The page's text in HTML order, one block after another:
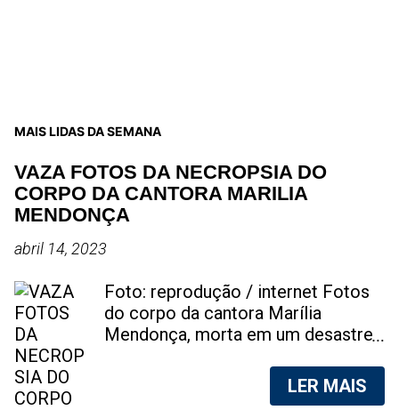
MAIS LIDAS DA SEMANA
VAZA FOTOS DA NECROPSIA DO
CORPO DA CANTORA MARILIA
MENDONÇA
abril 14, 2023
Foto: reprodução / internet Fotos
do corpo da cantora Marília
Mendonça, morta em um desastre
foram vazadas na internet. A
divulgação de fotos do corpo de
LER MAIS